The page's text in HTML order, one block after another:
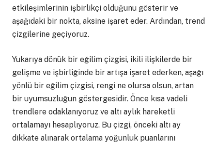
etkileşimlerinin işbirlikçi olduğunu gösterir ve
aşağıdaki bir nokta, aksine işaret eder. Ardından, trend
çizgilerine geçiyoruz.
Yukarıya dönük bir eğilim çizgisi, ikili ilişkilerde bir
gelişme ve işbirliğinde bir artışa işaret ederken, aşağı
yönlü bir eğilim çizgisi, rengi ne olursa olsun, artan
bir uyumsuzluğun göstergesidir. Önce kısa vadeli
trendlere odaklanıyoruz ve altı aylık hareketli
ortalamayı hesaplıyoruz. Bu çizgi, önceki altı ay
dikkate alınarak ortalama yoğunluk puanlarını